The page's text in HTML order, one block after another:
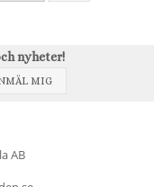
nyheter!
MIG
AB